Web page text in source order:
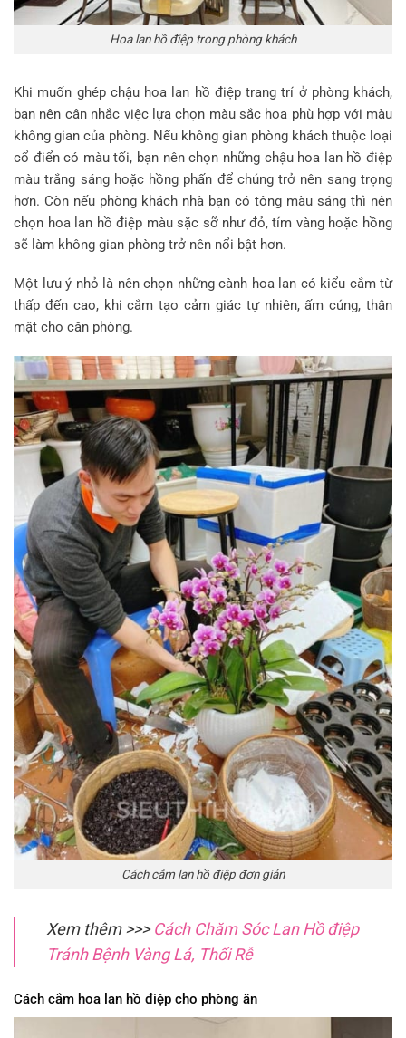
Hoa lan hồ điệp trong phòng khách
Khi muốn ghép chậu hoa lan hồ điệp trang trí ở phòng khách,
bạn nên cân nhắc việc lựa chọn màu sắc hoa phù hợp với màu
không gian của phòng. Nếu không gian phòng khách thuộc loại
cổ điển có màu tối, bạn nên chọn những chậu hoa lan hồ điệp
màu trắng sáng hoặc hồng phấn để chúng trở nên sang trọng
hơn. Còn nếu phòng khách nhà bạn có tông màu sáng thì nên
chọn hoa lan hồ điệp màu sặc sỡ như đỏ, tím vàng hoặc hồng
sẽ làm không gian phòng trở nên nổi bật hơn.
Một lưu ý nhỏ là nên chọn những cành hoa lan có kiểu cắm từ
thấp đến cao, khi cắm tạo cảm giác tự nhiên, ấm cúng, thân
mật cho căn phòng.
Cách cắm lan hồ điệp đơn giản
Xem thêm >>>Cách Chăm Sóc Lan Hồ điệp
Tránh Bệnh Vàng Lá, Thối Rễ
Cách cắm hoa lan hồ điệp cho phòng ăn